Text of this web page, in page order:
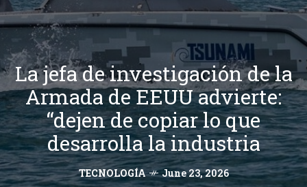
La jefa de investigación de la
Armada de EEUU advierte:
“dejen de copiar lo que
desarrolla la industria
TECNOLOGÍA June 23, 2026